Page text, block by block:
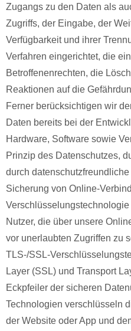
Zugangs zu den Daten als
Zugriffs, der Eingabe, der
Verfügbarkeit und ihrer
Verfahren eingerichtet, die
Betroffenenrechten, die
Reaktionen auf die
Ferner berücksichtigen wir
Daten bereits bei der
Hardware, Software sowie
Prinzip des Datenschutzes,
durch
Sicherung von Online-
Nutzer, die über unsere
vor unerlaubten Zugriffen zu
TLS-/SSL-
Layer (SSL) und Transport
Eckpfeiler der sicheren
Technologien verschlüsseln
der Website oder App und